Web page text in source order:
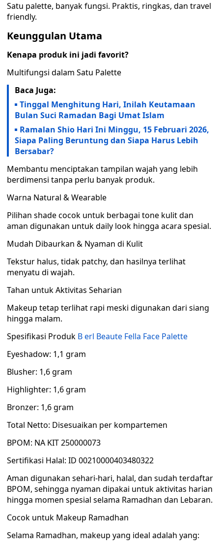
Satu palette, banyak fungsi. Praktis, ringkas, dan travel
friendly.
Keunggulan Utama
Kenapa produk ini jadi favorit?
Multifungsi dalam Satu Palette
Baca Juga:
Tinggal Menghitung Hari, Inilah Keutamaan
Bulan Suci Ramadan Bagi Umat Islam
Ramalan Shio Hari Ini Minggu, 15 Februari 2026,
Siapa Paling Beruntung dan Siapa Harus Lebih
Bersabar?
Membantu menciptakan tampilan wajah yang lebih
berdimensi tanpa perlu banyak produk.
Warna Natural & Wearable
Pilihan shade cocok untuk berbagai tone kulit dan
aman digunakan untuk daily look hingga acara spesial.
Mudah Dibaurkan & Nyaman di Kulit
Tekstur halus, tidak patchy, dan hasilnya terlihat
menyatu di wajah.
Tahan untuk Aktivitas Seharian
Makeup tetap terlihat rapi meski digunakan dari siang
hingga malam.
Spesifikasi Produk B erl Beaute Fella Face Palette
Eyeshadow: 1,1 gram
Blusher: 1,6 gram
Highlighter: 1,6 gram
Bronzer: 1,6 gram
Total Netto: Disesuaikan per kompartemen
BPOM: NA KIT 250000073
Sertifikasi Halal: ID 00210000403480322
Aman digunakan sehari-hari, halal, dan sudah terdaftar
BPOM, sehingga nyaman dipakai untuk aktivitas harian
hingga momen spesial selama Ramadhan dan Lebaran.
Cocok untuk Makeup Ramadhan
Selama Ramadhan, makeup yang ideal adalah yang: